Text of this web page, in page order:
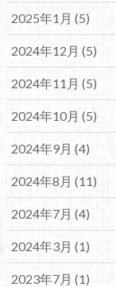
2025年1月 (5)
2024年12月 (5)
2024年11月 (5)
2024年10月 (5)
2024年9月 (4)
2024年8月 (11)
2024年7月 (4)
2024年3月 (1)
2023年7月 (1)